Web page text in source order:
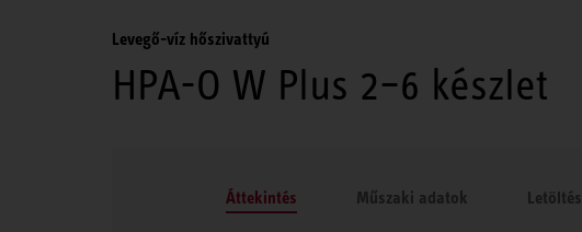
Levegő-víz hőszivattyú
HPA-O W Plus 2–6 készlet
Áttekintés Műszaki adatok Letöltés